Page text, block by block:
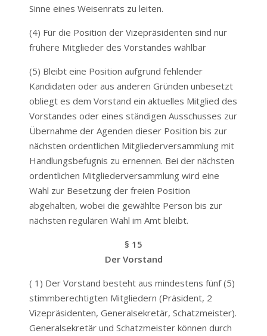
Sinne eines Weisenrats zu leiten.
(4) Für die Position der Vizepräsidenten sind nur
frühere Mitglieder des Vorstandes wählbar
(5) Bleibt eine Position aufgrund fehlender
Kandidaten oder aus anderen Gründen unbesetzt
obliegt es dem Vorstand ein aktuelles Mitglied des
Vorstandes oder eines ständigen Ausschusses zur
Übernahme der Agenden dieser Position bis zur
nächsten ordentlichen Mitgliederversammlung mit
Handlungsbefugnis zu ernennen. Bei der nächsten
ordentlichen Mitgliederversammlung wird eine
Wahl zur Besetzung der freien Position
abgehalten, wobei die gewählte Person bis zur
nächsten regulären Wahl im Amt bleibt.
§ 15
Der Vorstand
( 1) Der Vorstand besteht aus mindestens fünf (5)
stimmberechtigten Mitgliedern (Präsident, 2
Vizepräsidenten, Generalsekretär, Schatzmeister).
Generalsekretär und Schatzmeister können durch